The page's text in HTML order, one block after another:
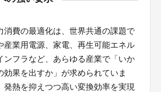
消費の最適化は、世界共通の課題で
産業用電源、家電、再生可能エネル
ンフラなど、あらゆる産業で「いか
効果を出すか」が求められていま
発熱を抑えつつ高い変換効率を実現